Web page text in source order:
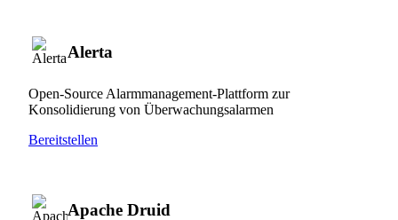
Alerta
Open-Source Alarmmanagement-Plattform zur
Konsolidierung von Überwachungsalarmen
Bereitstellen
Apache Druid